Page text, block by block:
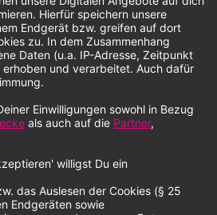
Livestream von Radio Mixtape
stream.lokalradio.nrw/4459jrz
sozialen Medien?